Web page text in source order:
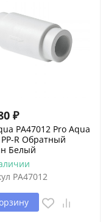
₽
PA47012 Pro Aqua
R Обратный
Белый
PA47012